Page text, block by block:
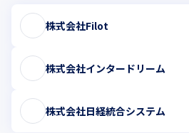
株式会社Filot
株式会社インタードリーム
株式会社日経統合システム